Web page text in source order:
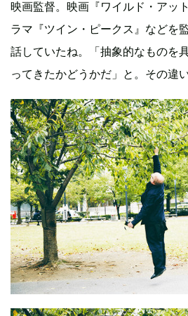
映画監督。映画『ワイルド・アッ
ラマ『ツイン・ピークス』などを
話していたね。「抽象的なものを
ってきたかどうかだ」と。その違